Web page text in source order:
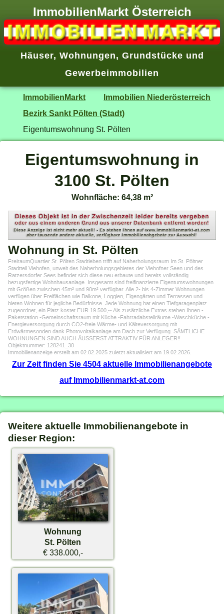
ImmobilienMarkt Österreich
Häuser, Wohnungen, Grundstücke und
Gewerbeimmobilien
ImmobilienMarkt
Immobilien Niederösterreich
Bezirk Sankt Pölten (Stadt)
Eigentumswohnung St. Pölten
Eigentumswohnung in
3100 St. Pölten
Wohnfläche: 64,38 m²
Wohnung in St. Pölten
FreiraumQuartier St. Pölten Stadtleben trifft auf Naherholungsraum Im St. Pöltner
Stadtteil Viehofen, unweit des Naherholungsgebietes der Viehofner Seen und des
Ratzersdorfer Sees befindet sich diese neu erbaute und bereits vollständig
bezugsfertige Wohnhausanlage. Insgesamt sind freifinanzierte Eigentumswohnungen
mit Größen zwischen 45m² und 90m² verfügbar. Alle 2- bis 4-Zimmer Wohnungen
verfügen über Freiflächen wie Balkone, Loggien, Eigengärten und Terrassen und
bieten Wohnen für jegliche Bedürfnisse. Jede Wohnung hat einen Tiefgaragenplatz
zugeordnet, ein Platz kostet EUR 19.500,-- Als zusätzliche Extras stehen Ihnen -
Paketstation -Gemeinschaftsraum mit Küche -Fahrradabstellräume -Waschküche -
Energieversorgung durch CO2-freie Wärme- und Kälteversorgung mit
Erdwärmesonden dank Photovoltaikanlage am Dach zur Verfügung. SÄMTLICHE
WOHNUNGEN SIND AUCH ÄUSSERST ATTRAKTIV FÜR ANLEGER!!
Objektnummer: 128241_30
Immobilienanzeige erstellt am 02.02.2025 zuletzt aktualisiert am 19.02.2026.
Zur Zeit finden Sie 4504 aktuelle Immobilienangebote
auf Immobilienmarkt-at.com
Weitere aktuelle Immobilienangebote in
dieser Region:
Wohnung
St. Pölten
€ 338.000,-